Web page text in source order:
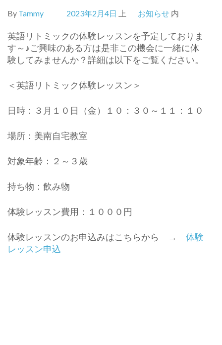
By Tammy 2023年2月4日 上 お知らせ 内
英語リトミックの体験レッスンを予定しておりま
す～♪ご興味のある方は是非この機会に一緒に体
験してみませんか？詳細は以下をご覧ください。
＜英語リトミック体験レッスン＞
日時：３月１０日（金）１０：３０～１１：１０
場所：美南自宅教室
対象年齢：２～３歳
持ち物：飲み物
体験レッスン費用：１０００円
体験レッスンのお申込みはこちらから → 体験
レッスン申込